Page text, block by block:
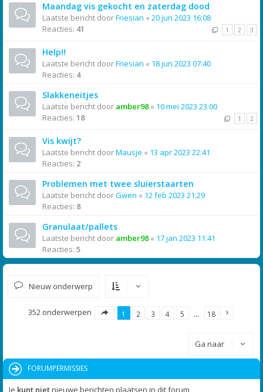
Maandag vis gekocht en zaterdag dood
Laatste bericht doorFriesian « 20 jun 2023 16:08
Reacties: 41 1 2 3
Help!!
Laatste bericht doorFriesian « 18 jun 2023 07:40
Reacties: 4
Slakkeneitjes
Laatste bericht door amber98« 10 mei 2023 23:00
Reacties: 18 1 2
Vis kwijt?
Laatste bericht doorMausje « 13 apr 2023 22:41
Reacties: 2
Problemen met twee sluierstaarten
Laatste bericht doorGwen « 12 feb 2023 21:29
Reacties: 8
Granulaat/pallets
Laatste bericht door amber98« 17 jan 2023 11:41
Reacties: 5
Nieuw onderwerp
352 onderwerpen 1 2 3 4 5 … 18
Ga naar
FORUMPERMISSIES
Je kunt nietnieuwe berichten plaatsen in dit forum